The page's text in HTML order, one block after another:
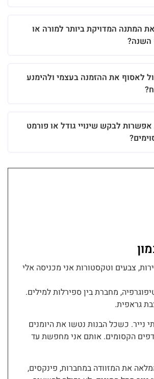
המתנה המדויקת ביותר למורה או
השנה?
לאסוף את ההזמנה בעצמי ולהימנע
לבקש שינויי גודל או פורמט
צבעים וטקסטורות אני מכניסה אלי
מחברת בין ספירלות למילים.
גראפית.
נייר. כשכל הבנות נטשו את היומנים
הקסומים. אותם אני מחפשת עד
את המזוודה במחברות, פינקסים,